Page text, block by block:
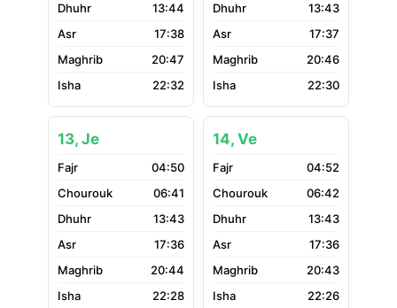
13:44
17:38
20:47
22:32
13:43
17:37
20:46
22:30
13, Je
04:50
06:41
13:43
17:36
20:44
22:28
14, Ve
04:52
06:42
13:43
17:36
20:43
22:26